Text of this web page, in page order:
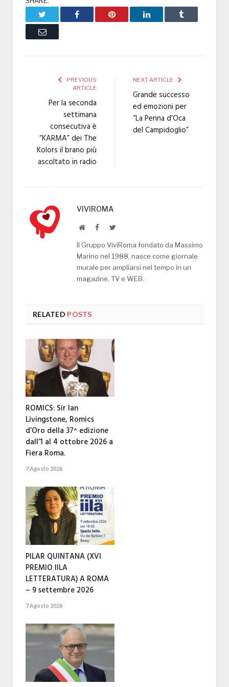
Facebook Pinterest LinkedIn Tumblr
Email
PREVIOUS
ARTICLE
Per la seconda
settimana
consecutiva è
“KARMA” dei The
Kolors il brano più
ascoltato in radio
NEXT ARTICLE
Grande successo
ed emozioni per
“La Penna d’Oca
del Campidoglio”
VIVIROMA
WebsiteFacebookTwitter
Il Gruppo ViviRoma fondato da Massimo
Marino nel 1988, nasce come giornale
murale per ampliarsi nel tempo in un
magazine, TV e WEB.
RELATED POSTS
ROMICS: Sir Ian
Livingstone, Romics
d’Oro della 37^ edizione
dall’1 al 4 ottobre 2026 a
Fiera Roma.
7 Agosto 2026
PILAR QUINTANA (XVI
PREMIO IILA
LETTERATURA) A ROMA
– 9 settembre 2026
7 Agosto 2026